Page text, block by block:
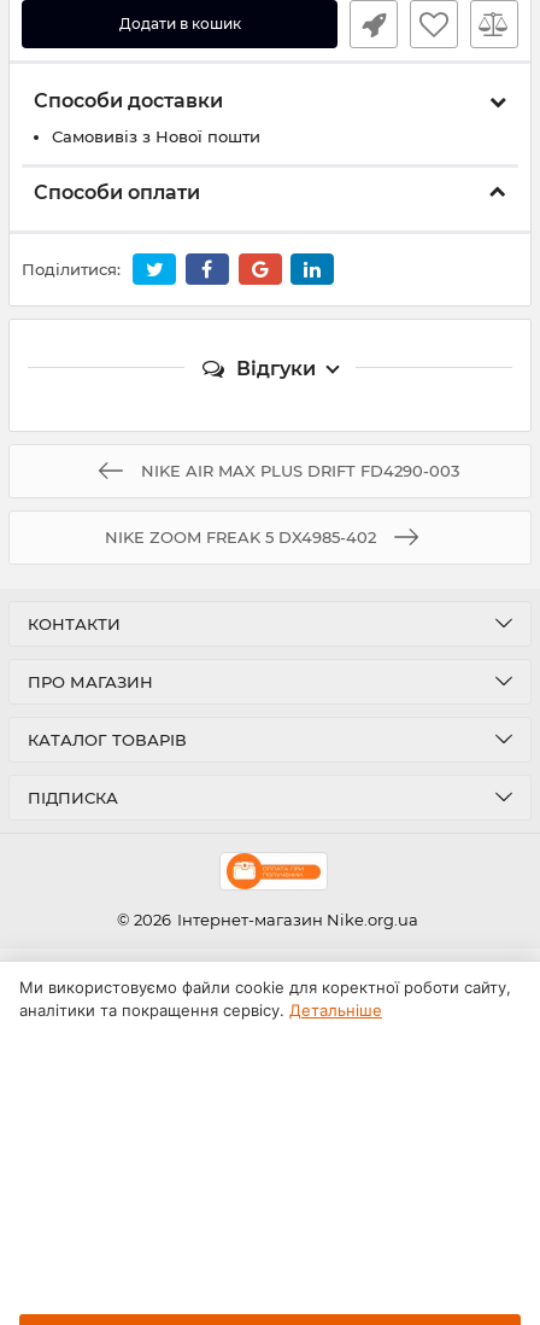
Додати в кошик
Способи доставки
Самовивіз з Нової пошти
Способи оплати
Поділитися:
Відгуки
NIKE AIR MAX PLUS DRIFT FD4290-003
NIKE ZOOM FREAK 5 DX4985-402
КОНТАКТИ
ПРО МАГАЗИН
КАТАЛОГ ТОВАРІВ
ПІДПИСКА
© 2026 Інтернет-магазин Nike.org.ua
Ми використовуємо файли cookie для коректної роботи сайту,
аналітики та покращення сервісу. Детальніше